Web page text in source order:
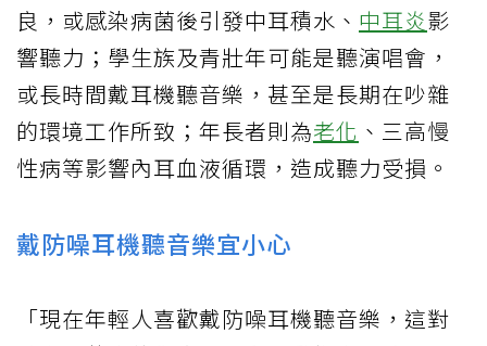
良，或感染病菌後引發中耳積水、 中耳炎影
響聽力；學生族及青壯年可能是聽演唱會，
或長時間戴耳機聽音樂，甚至是長期在吵雜
的環境工作所致；年長者則為老化 、三高慢
性病等影響內耳血液循環，造成聽力受損。
戴防噪耳機聽音樂宜小心
「現在年輕人喜歡戴防噪耳機聽音樂，這對